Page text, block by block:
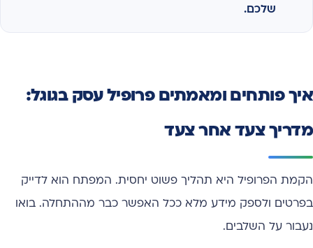
שלכם.
איך פותחים ומאמתים פרופיל עסק בגוגל:
מדריך צעד אחר צעד
הקמת הפרופיל היא תהליך פשוט יחסית. המפתח הוא לדייק
בפרטים ולספק מידע מלא ככל האפשר כבר מההתחלה. בואו
נעבור על השלבים.